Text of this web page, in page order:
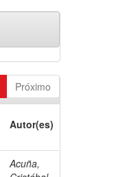
Próximo
Autor(es)
Acuña,